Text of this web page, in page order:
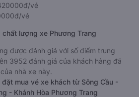
vé
vé
chất lượng xe Phương Trang
được đánh giá với số điểm trung
3952 đánh giá của khách hàng đã
nhà xe này.
đặt mua vé xe khách từ Sông Cầu -
- Khánh Hòa Phương Trang